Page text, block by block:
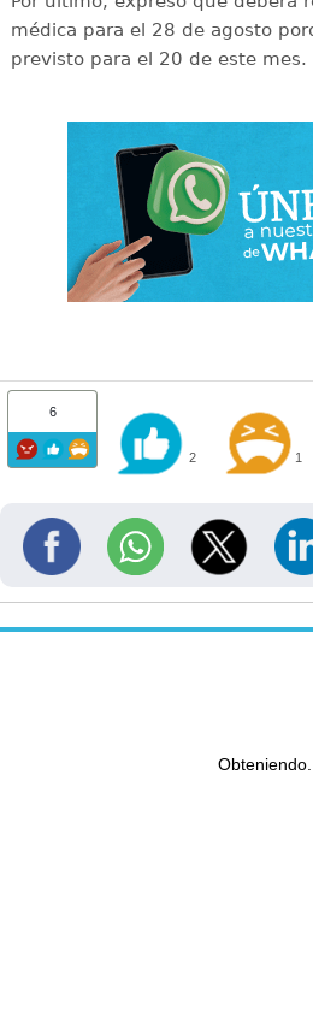
médica para el 28 de agosto
previsto para el 20 de este mes.
6
2 1
Obteniendo...